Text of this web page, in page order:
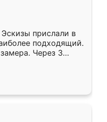
прислали в
подходящий.
Через 3
Остались
Ренессанс
работу!